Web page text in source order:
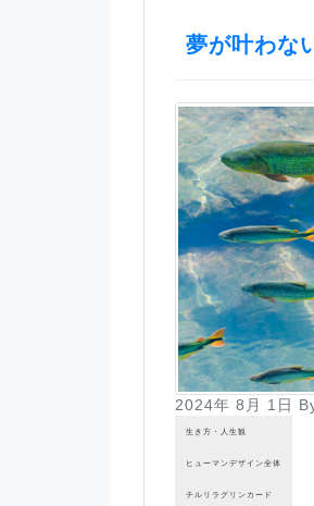
夢が叶わな
2024年 8月 1日
生き方・人生観
ヒューマンデザイン全体
チルリラグリンカード